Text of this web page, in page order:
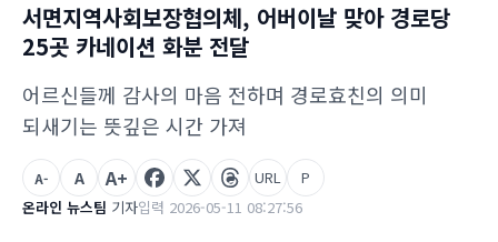
서면지역사회보장협의체, 어버이날 맞아 경로당
25곳 카네이션 화분 전달
어르신들께 감사의 마음 전하며 경로효친의 의미
되새기는 뜻깊은 시간 가져
온라인 뉴스팀 기자입력 2026-05-11 08:27:56
A- A A+ URL P